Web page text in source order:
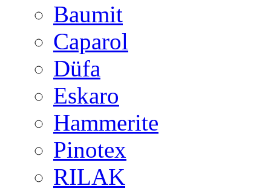
Baumit
Caparol
Düfa
Eskaro
Hammerite
Pinotex
RILAK